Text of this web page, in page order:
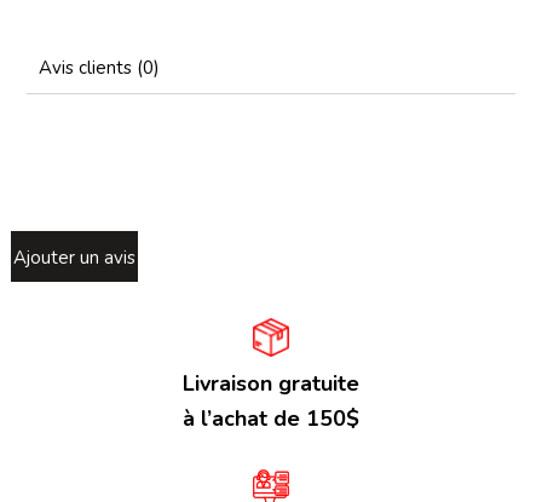
Avis clients (0)
Ajouter un avis
Livraison gratuite
à l’achat de 150$